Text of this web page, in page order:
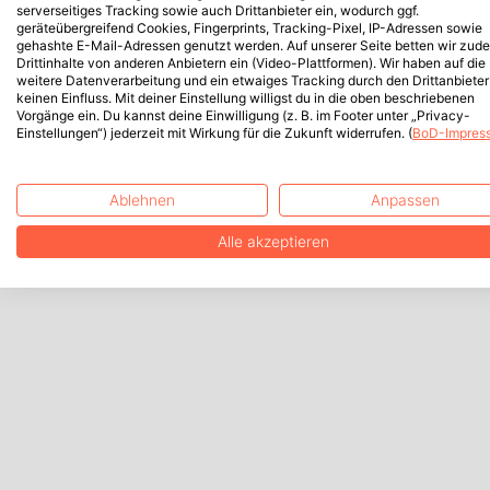
serverseitiges Tracking sowie auch Drittanbieter ein, wodurch ggf.
geräteübergreifend Cookies, Fingerprints, Tracking-Pixel, IP-Adressen sowie
gehashte E-Mail-Adressen genutzt werden. Auf unserer Seite betten wir
Drittinhalte von anderen Anbietern ein (Video-Plattformen). Wir haben auf die
weitere Datenverarbeitung und ein etwaiges Tracking durch den Drittanbieter
keinen Einfluss. Mit deiner Einstellung willigst du in die oben beschriebenen
Vorgänge ein. Du kannst deine Einwilligung (z. B. im Footer unter „Privacy-
Einstellungen“) jederzeit mit Wirkung für die Zukunft widerrufen. (BoD-
Ablehnen Anpassen
Alle akzeptieren